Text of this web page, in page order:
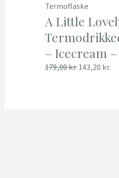
Termoflaske
A Little
– Icecream –
179,00kr.143,20 kr.